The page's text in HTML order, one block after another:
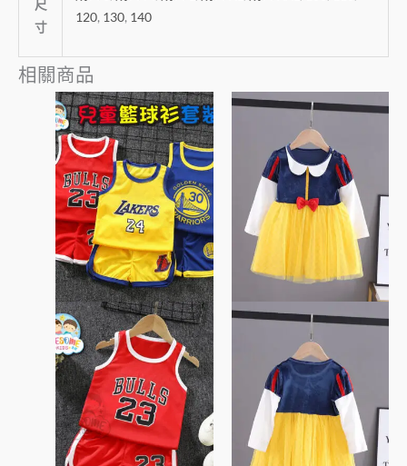
尺
寸
120, 130, 140
相關商品
此
產
品
有
多
種
款
式。
可
在
產
品
頁
面
選
擇
此
多
種
款
式。
可
在
產
選
擇